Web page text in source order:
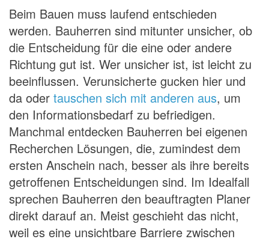
Beim Bauen muss laufend entschieden
werden. Bauherren sind mitunter unsicher, ob
die Entscheidung für die eine oder andere
Richtung gut ist. Wer unsicher ist, ist leicht zu
beeinflussen. Verunsicherte gucken hier und
da oder tauschen sich mit anderen aus, um
den Informationsbedarf zu befriedigen.
Manchmal entdecken Bauherren bei eigenen
Recherchen Lösungen, die, zumindest dem
ersten Anschein nach, besser als ihre bereits
getroffenen Entscheidungen sind. Im Idealfall
sprechen Bauherren den beauftragten Planer
direkt darauf an. Meist geschieht das nicht,
weil es eine unsichtbare Barriere zwischen